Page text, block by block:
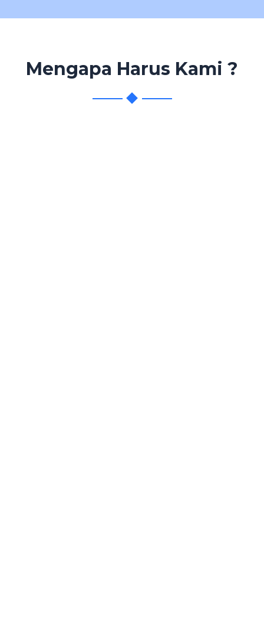
Mengapa Harus Kami ?